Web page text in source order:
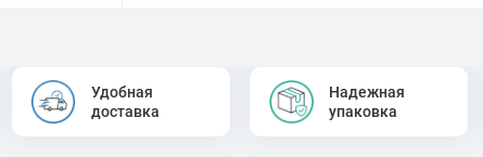
Удобная
доставка
Надежная
упаковка